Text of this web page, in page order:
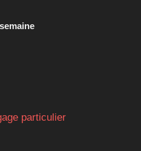
particulier